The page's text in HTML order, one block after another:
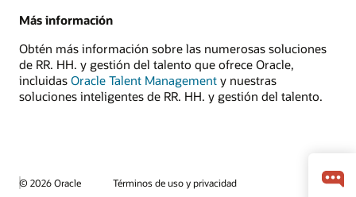
Más información
Obtén más información sobre las numerosas soluciones
de RR. HH. y gestión del talento que ofrece Oracle,
incluidas Oracle Talent Management y nuestras
soluciones inteligentes de RR. HH. y gestión del talento.
© 2026 Oracle Términos de uso y privacidad